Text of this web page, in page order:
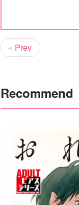
« Prev
Recommend